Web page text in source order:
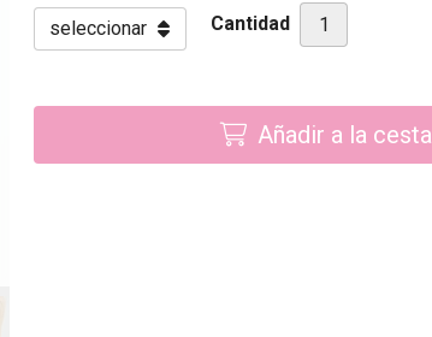
Cantidad
Añadir a la cesta